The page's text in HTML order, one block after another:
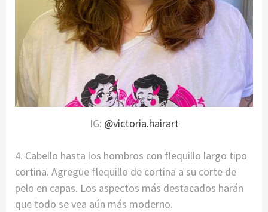
IG: @victoria.hairart
4. Cabello hasta los hombros con flequillo largo tipo
cortina. Agregue flequillo de cortina a su corte de
pelo en capas. Los aspectos más destacados harán
que todo se vea aún más moderno.